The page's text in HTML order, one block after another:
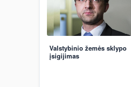
Valstybinio žemės sklypo
įsigijimas